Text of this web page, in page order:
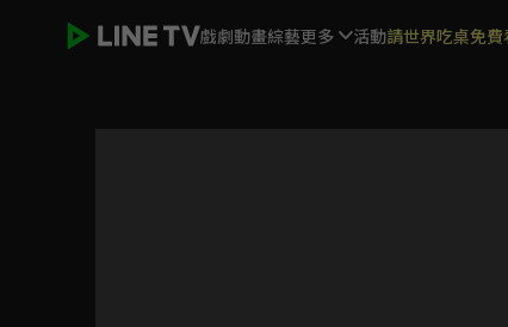
戲劇動畫綜藝更多 活動請世界吃桌免費